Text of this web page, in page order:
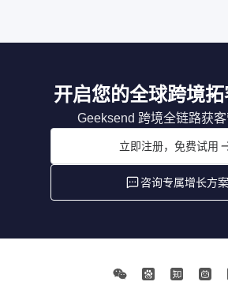
开启您的全球跨境
Geeksend 跨境全链路获
立即注册，免费试用
咨询专属增长方案